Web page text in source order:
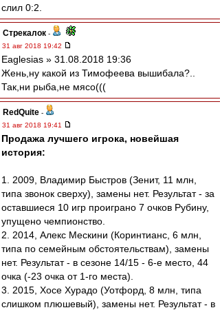
слил 0:2.
Стрекалок -
31 авг 2018 19:42
Eaglesias » 31.08.2018 19:36
Жень,ну какой из Тимофеева вышибала?..
Так,ни рыба,не мясо(((
RedQuite -
31 авг 2018 19:41
Продажа лучшего игрока, новейшая
история:
1. 2009, Владимир Быстров (Зенит, 11 млн,
типа звонок сверху), замены нет. Результат - за
оставшиеся 10 игр проиграно 7 очков Рубину,
упущено чемпионство.
2. 2014, Алекс Мескини (Коринтианс, 6 млн,
типа по семейным обстоятельствам), замены
нет. Результат - в сезоне 14/15 - 6-е место, 44
очка (-23 очка от 1-го места).
3. 2015, Хосе Хурадо (Уотфорд, 8 млн, типа
слишком плюшевый), замены нет. Результат - в